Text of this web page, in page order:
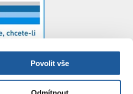
Povolit vše